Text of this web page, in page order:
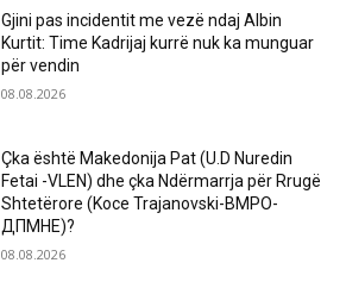
Gjini pas incidentit me vezë ndaj Albin
Kurtit: Time Kadrijaj kurrë nuk ka munguar
për vendin
08.08.2026
Çka është Makedonija Pat (U.D Nuredin
Fetai -VLEN) dhe çka Ndërmarrja për Rrugë
Shtetërore (Koce Trajanovski-ВМРО-
ДПМНЕ)?
08.08.2026